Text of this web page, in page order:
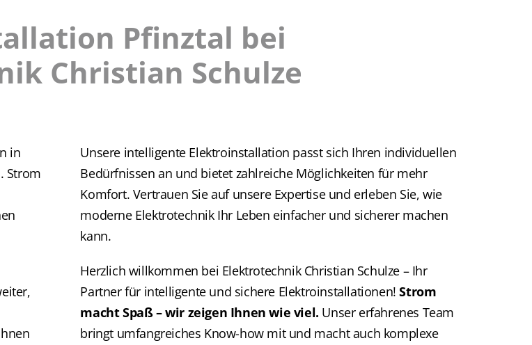
Pfinztal bei
Christian Schulze
in
Strom
Unsere intelligente Elektroinstallation passt sich Ihren individuellen
Bedürfnissen an und bietet zahlreiche Möglichkeiten für mehr
Komfort. Vertrauen Sie auf unsere Expertise und erleben Sie, wie
moderne Elektrotechnik Ihr Leben einfacher und sicherer machen
kann.
Herzlich willkommen bei Elektrotechnik Christian Schulze – Ihr
Partner für intelligente und sichere Elektroinstallationen!Strom
macht Spaß – wir zeigen Ihnen wie viel. Unser erfahrenes Team
bringt umfangreiches Know-how mit und macht auch komplexe